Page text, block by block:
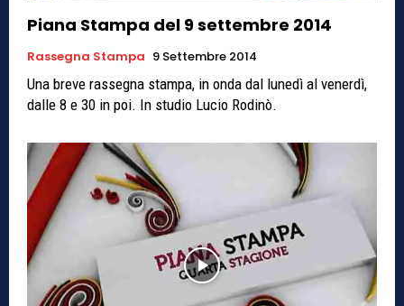
Piana Stampa del 9 settembre 2014
Rassegna Stampa 9 Settembre 2014
Una breve rassegna stampa, in onda dal lunedì al venerdì,
dalle 8 e 30 in poi. In studio Lucio Rodinò.